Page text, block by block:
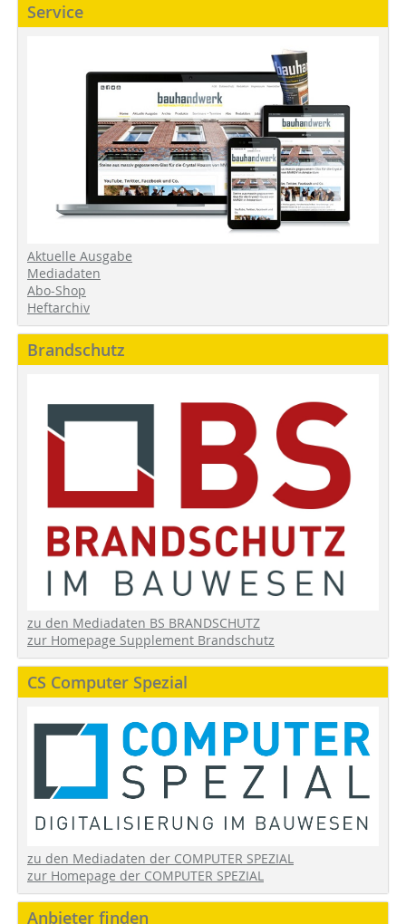
Service
Aktuelle Ausgabe
Mediadaten
Abo-Shop
Heftarchiv
Brandschutz
zu den Mediadaten BS BRANDSCHUTZ
zur Homepage Supplement Brandschutz
CS Computer Spezial
zu den Mediadaten der COMPUTER SPEZIAL
zur Homepage der COMPUTER SPEZIAL
Anbieter finden